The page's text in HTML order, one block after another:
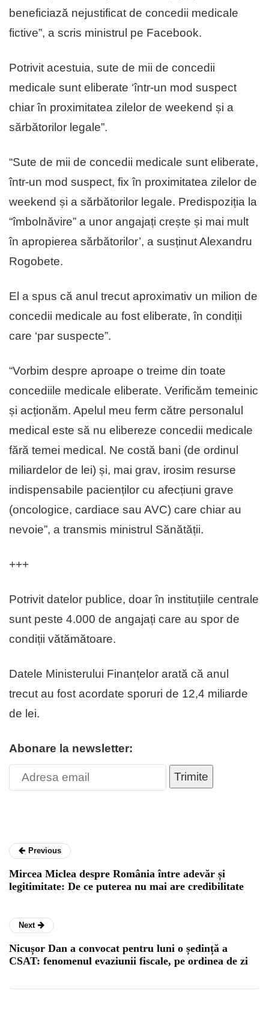
beneficiază nejustificat de concedii medicale
fictive”, a scris ministrul pe Facebook.
Potrivit acestuia, sute de mii de concedii
medicale sunt eliberate ‘într-un mod suspect
chiar în proximitatea zilelor de weekend și a
sărbătorilor legale”.
“Sute de mii de concedii medicale sunt eliberate,
într-un mod suspect, fix în proximitatea zilelor de
weekend și a sărbătorilor legale. Predispoziția la
“îmbolnăvire” a unor angajați crește și mai mult
în apropierea sărbătorilor’, a susținut Alexandru
Rogobete.
El a spus că anul trecut aproximativ un milion de
concedii medicale au fost eliberate, în condiții
care ‘par suspecte”.
“Vorbim despre aproape o treime din toate
concediile medicale eliberate. Verificăm temeinic
și acționăm. Apelul meu ferm către personalul
medical este să nu elibereze concedii medicale
fără temei medical. Ne costă bani (de ordinul
miliardelor de lei) și, mai grav, irosim resurse
indispensabile pacienților cu afecțiuni grave
(oncologice, cardiace sau AVC) care chiar au
nevoie”, a transmis ministrul Sănătății.
+++
Potrivit datelor publice, doar în instituțiile centrale
sunt peste 4.000 de angajați care au spor de
condiții vătămătoare.
Datele Ministerului Finanțelor arată că anul
trecut au fost acordate sporuri de 12,4 miliarde
de lei.
Abonare la newsletter:
Trimite
Previous
Mircea Miclea despre România între adevăr și
legitimitate: De ce puterea nu mai are credibilitate
Next
Nicușor Dan a convocat pentru luni o ședință a
CSAT: fenomenul evaziunii fiscale, pe ordinea de zi